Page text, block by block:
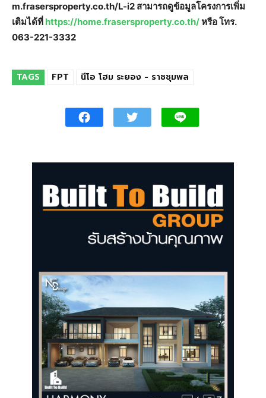
m.frasersproperty.co.th/L-i2 สามารถดูข้อมูลโครงการเพิ่ม
เติมได้ที่ https://home.frasersproperty.co.th/หรือ โทร.
063-221-3332
TAGS FPT นีโอ โฮม ระยอง - ราชชุมพล